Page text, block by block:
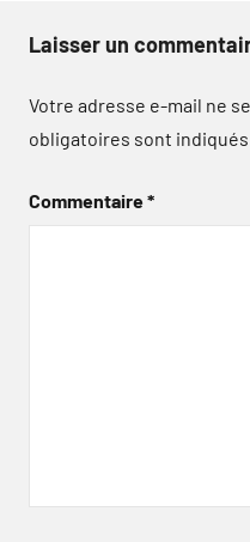
Laisser un
Votre adresse e-mail ne
obligatoires sont
Commentaire*